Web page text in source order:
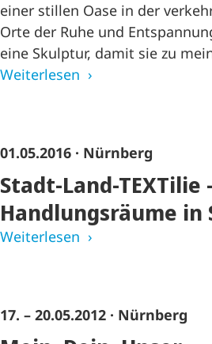
einer stillen Oase in der
Orte der Ruhe und
eine Skulptur, damit sie zu
Weiterlesen
01.05.2016 · Nürnberg
Stadt-Land-
Handlungsräume
Weiterlesen
17. – 20.05.2012 · Nürnberg